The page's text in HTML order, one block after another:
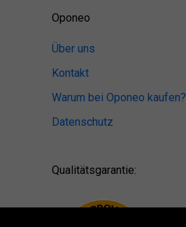
Oponeo
Über uns
Kontakt
Warum bei Oponeo kaufen?
Datenschutz
Qualitätsgarantie: